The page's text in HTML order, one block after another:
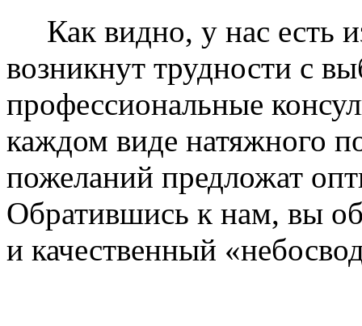
Как видно, у нас есть
возникнут трудности с
профессиональные
каждом виде натяжного
пожеланий предложат
Обратившись к нам, вы
и качественный